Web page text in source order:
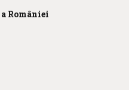
a României